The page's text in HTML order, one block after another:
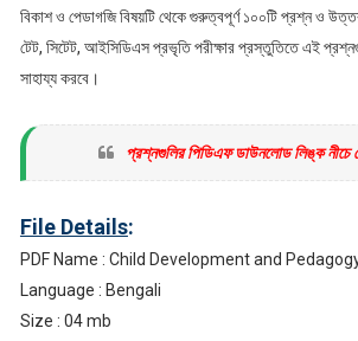
বিকাশ ও পেডাগজি বিষয়টি থেকে গুরুত্বপূর্ণ ১০০টি প্রশ্ন ও
টেট, সিটেট, আইসিডিএস প্রভৃতি পরীক্ষার প্রস্তুতিতে এই
সাহায্য করবে।
প্রশ্নগুলির পিডিএফ ডাউনলোড লিঙ্ক নীচে
File Details:
PDF Name : Child Development and
Language : Bengali
Size : 04 mb